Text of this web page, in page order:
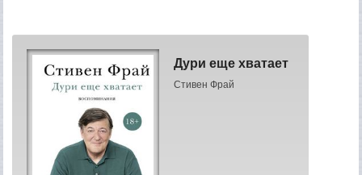
Дури еще хватает
Стивен Фрай